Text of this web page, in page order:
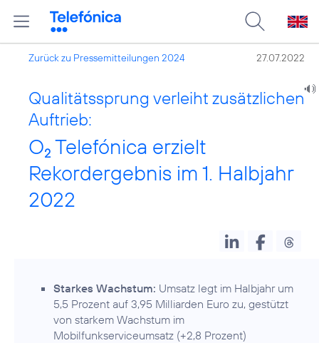
Zurück zu Pressemitteilungen 2024 27.07.2022
Qualitätssprung verleiht zusätzlichen
Auftrieb:
O2 Telefónica erzielt
Rekordergebnis im 1. Halbjahr
2022
Starkes Wachstum: Umsatz legt im Halbjahr um
5,5 Prozent auf 3,95 Milliarden Euro zu, gestützt
von starkem Wachstum im
Mobilfunkserviceumsatz (+2,8 Prozent)